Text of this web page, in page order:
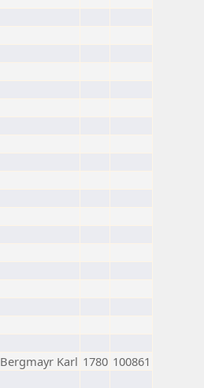
Bergmayr Karl 1780 100861